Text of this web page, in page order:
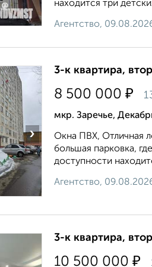
находится три
Агентство,
›
3-к квартира,
8 500 000 ₽
мкр. Заречье,
Окна ПВХ, Отличная
большая парковка,
доступности
Агентство,
3-к квартира,
10 500 000 ₽